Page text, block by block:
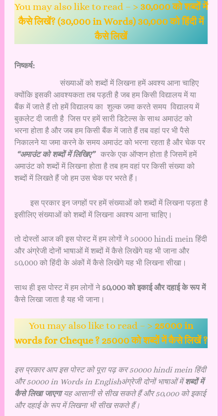
You may also like to read – > 30,000 को शब्दों में
कैसे लिखें? (30,000 in Words) 30,000 को हिंदी में
कैसे लिखें
निष्कर्ष:
संख्याओं को शब्दों में लिखना हमें अवश्य आना चाहिए
क्योंकि इसकी आवश्यकता तब पड़ती है जब हम किसी विद्यालय में या
बैंक में जाते हैं तो हमें विद्यालय का शुल्क जमा करते समय विद्यालय में
बुकलेट दी जाती है जिस पर हमें सारी डिटेल्स के साथ अमाउंट को
भरना होता है और जब हम किसी बैंक में जाते हैं तब वहां पर भी पैसे
निकालने या जमा करने के समय अमाउंट को भरना रहता है और चेक पर
“अमाउंट को शब्दों में लिखिए” करके एक ऑप्शन होता है जिसमें हमें
अमाउंट को शब्दों में लिखना होता है तब हम वहां पर किसी संख्या को
शब्दों में लिखते हैं जो हम उस चेक पर भरते हैं।
इस प्रकार इन जगहों पर हमें संख्याओं को शब्दों में लिखना पड़ता है
इसीलिए संख्याओं को शब्दों में लिखना अवश्य आना चाहिए।
तो दोस्तों आज की इस पोस्ट में हम लोगों ने 50000 hindi mein हिंदी
और अंग्रेजी दोनों भाषाओं में शब्दों में कैसे लिखेंगे यह भी जाना और
50,000 को हिंदी के अंकों में कैसे लिखेंगे यह भी लिखना सीखा।
साथ ही इस पोस्ट में हम लोगों ने50,000 को इकाई और दहाई के रूप में
कैसे लिखा जाता है यह भी जाना।
You may also like to read – > 25000 in
words for Cheque ? 25000 को शब्दों में कैसे लिखें ?
इस प्रकार आप इस पोस्ट को पूरा पढ़ कर 50000 hindi mein हिंदी
और 50000 in Words in Englishअंग्रेजी दोनों भाषाओं मेंशब्दों में
कैसे लिखा जाएगायह आसानी से सीख सकते हैं और 50,000 को इकाई
और दहाई के रूप में लिखना भी सीख सकते हैं।